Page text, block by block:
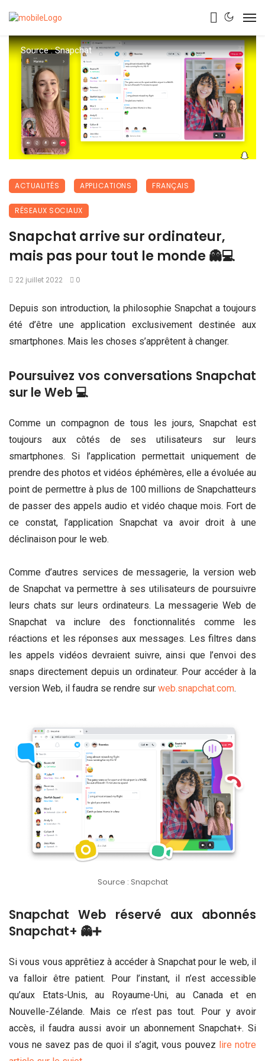
Source : Snapchat
ACTUALITÉS APPLICATIONS FRANÇAIS
RÉSEAUX SOCIAUX
Snapchat arrive sur ordinateur,
mais pas pour tout le monde 👻💻
22 juillet 2022 0
Depuis son introduction, la philosophie Snapchat a toujours
été d’être une application exclusivement destinée aux
smartphones. Mais les choses s’apprêtent à changer.
Poursuivez vos conversations Snapchat
sur le Web 💻
Comme un compagnon de tous les jours, Snapchat est
toujours aux côtés de ses utilisateurs sur leurs
smartphones. Si l’application permettait uniquement de
prendre des photos et vidéos éphémères, elle a évoluée au
point de permettre à plus de 100 millions de Snapchatteurs
de passer des appels audio et vidéo chaque mois. Fort de
ce constat, l’application Snapchat va avoir droit à une
déclinaison pour le web.
Comme d’autres services de messagerie, la version web
de Snapchat va permettre à ses utilisateurs de poursuivre
leurs chats sur leurs ordinateurs. La messagerie Web de
Snapchat va inclure des fonctionnalités comme les
réactions et les réponses aux messages. Les filtres dans
les appels vidéos devraient suivre, ainsi que l’envoi des
snaps directement depuis un ordinateur. Pour accéder à la
version Web, il faudra se rendre sur web.snapchat.com.
Source : Snapchat
Snapchat Web réservé aux abonnés
Snapchat+ 👻➕
Si vous vous apprêtiez à accéder à Snapchat pour le web, il
va falloir être patient. Pour l’instant, il n’est accessible
qu’aux Etats-Unis, au Royaume-Uni, au Canada et en
Nouvelle-Zélande. Mais ce n’est pas tout. Pour y avoir
accès, il faudra aussi avoir un abonnement Snapchat+. Si
vous ne savez pas de quoi il s’agit, vous pouvez lire notre